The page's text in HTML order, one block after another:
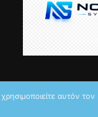
αυτόν τον